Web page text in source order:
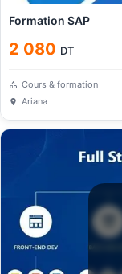
Formation SAP
2 080 DT
Cours & formation
Ariana